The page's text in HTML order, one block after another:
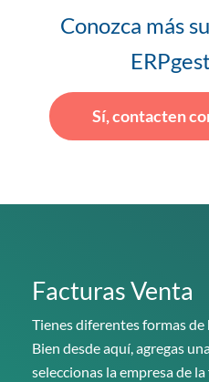
Conozca más
ERPgest
Sí, contacten
Facturas Venta
Tienes diferentes formas de
Bien desde aquí, agregas
seleccionas la empresa de